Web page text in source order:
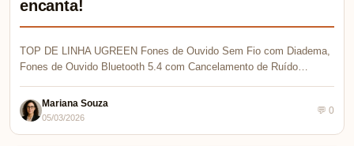
encanta!
TOP DE LINHA UGREEN Fones de Ouvido Sem Fio com Diadema,
Fones de Ouvido Bluetooth 5.4 com Cancelamento de Ruído…
Mariana Souza
05/03/2026
💬 0